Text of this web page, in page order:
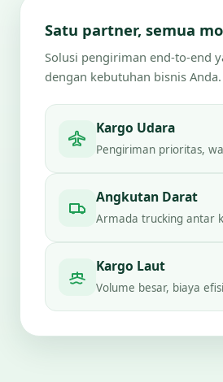
Satu partner, semua
Solusi pengiriman end-to-end
dengan kebutuhan bisnis Anda.
Kargo Udara
Pengiriman prioritas,
Angkutan Darat
Armada trucking antar
Kargo Laut
Volume besar, biaya